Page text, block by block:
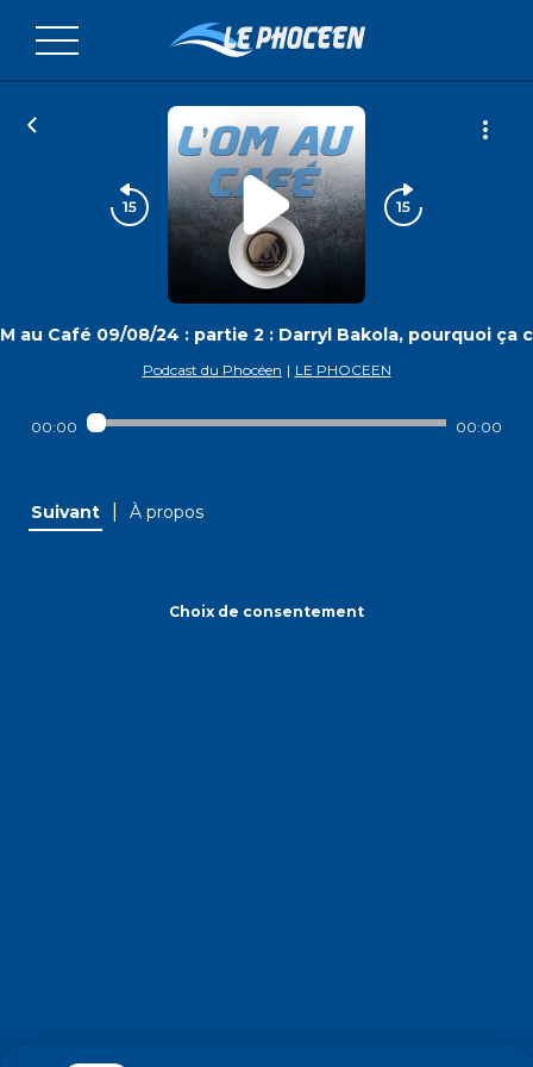
au Café 09/08/24 : partie 2 : Darryl Bakola, pourquoi ça
Podcast du Phocéen | LE PHOCEEN
00:00 00:00
Suivant À propos
Choix de consentement